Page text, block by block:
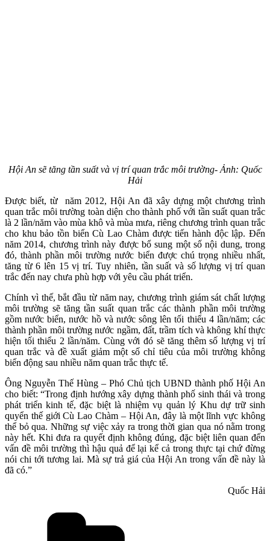
Hội An sẽ tăng tần suất và vị trí quan trắc môi trường- Ảnh: Quốc
Hải
Được biết, từ năm 2012, Hội An đã xây dựng một chương trình
quan trắc môi trường toàn diện cho thành phố với tần suất quan trắc
là 2 lần/năm vào mùa khô và mùa mưa, riêng chương trình quan trắc
cho khu bảo tồn biển Cù Lao Chàm được tiến hành độc lập. Đến
năm 2014, chương trình này được bổ sung một số nội dung, trong
đó, thành phần môi trường nước biển được chú trọng nhiều nhất,
tăng từ 6 lên 15 vị trí. Tuy nhiên, tần suất và số lượng vị trí quan
trắc đến nay chưa phù hợp với yêu cầu phát triển.
Chính vì thế, bắt đầu từ năm nay, chương trình giám sát chất lượng
môi trường sẽ tăng tần suất quan trắc các thành phần môi trường
gồm nước biển, nước hồ và nước sông lên tối thiểu 4 lần/năm; các
thành phần môi trường nước ngầm, đất, trầm tích và không khí thực
hiện tối thiểu 2 lần/năm. Cùng với đó sẽ tăng thêm số lượng vị trí
quan trắc và đề xuất giảm một số chỉ tiêu của môi trường không
biến động sau nhiều năm quan trắc thực tế.
Ông Nguyễn Thế Hùng – Phó Chủ tịch UBND thành phố Hội An
cho biết: “Trong định hướng xây dựng thành phố sinh thái và trong
phát triển kinh tế, đặc biệt là nhiệm vụ quản lý Khu dự trữ sinh
quyển thế giới Cù Lao Chàm – Hội An, đây là một lĩnh vực không
thể bỏ qua. Những sự việc xảy ra trong thời gian qua nó nằm trong
này hết. Khi đưa ra quyết định không đúng, đặc biệt liên quan đến
vấn đề môi trường thì hậu quả để lại kể cả trong thực tại chứ đừng
nói chi tới tương lai. Mà sự trả giá của Hội An trong vấn đề này là
đã có.”
Quốc Hải